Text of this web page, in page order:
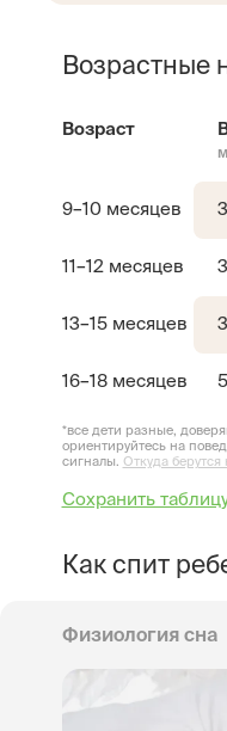
Возрастные
Возраст
9–10 месяцев
11–12 месяцев
13–15 месяцев
16–18 месяцев
*все дети разные,
ориентируйтесь на
сигналы. Откуда
Сохранить
Как спит
Физиология сна